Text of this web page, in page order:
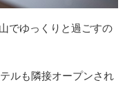
でゆっくりと過ごすの
ルも隣接オープンされ